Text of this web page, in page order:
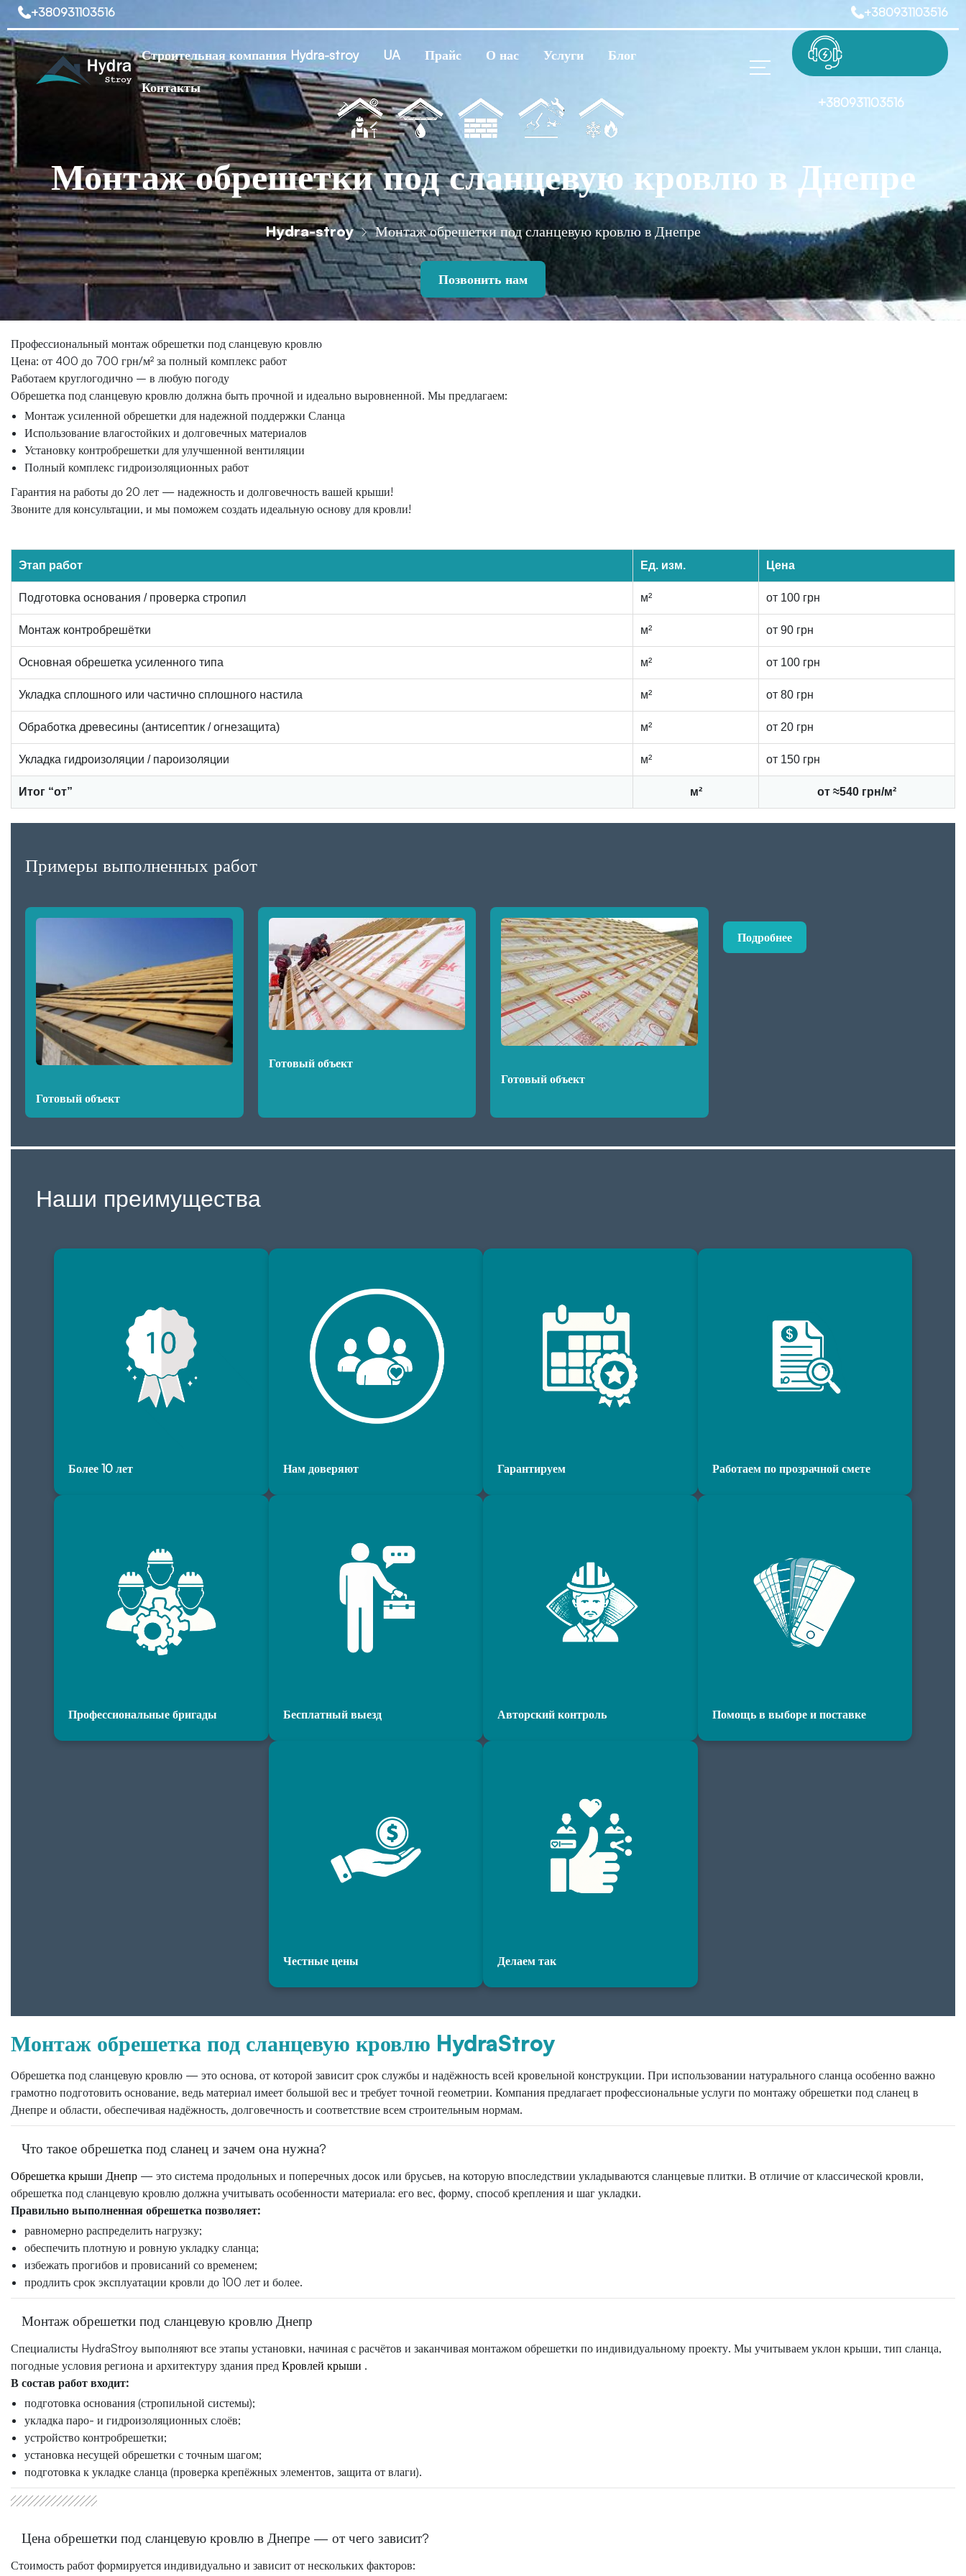
+380931103516 +380931103516
Строительная компания Hydra-stroy UA Прайс О нас Услуги Блог
Контакты
+380931103516
Монтаж обрешетки под сланцевую кровлю в Днепре
Hydra-stroy Монтаж обрешетки под сланцевую кровлю в Днепре
Позвонить нам
Профессиональный монтаж обрешетки под сланцевую кровлю
Цена: от 400 до 700 грн/м² за полный комплекс работ
Работаем круглогодично – в любую погоду
Обрешетка под сланцевую кровлю должна быть прочной и идеально выровненной. Мы предлагаем:
Монтаж усиленной обрешетки для надежной поддержки Сланца
Использование влагостойких и долговечных материалов
Установку контробрешетки для улучшенной вентиляции
Полный комплекс гидроизоляционных работ
Гарантия на работы до 20 лет — надежность и долговечность вашей крыши!
Звоните для консультации, и мы поможем создать идеальную основу для кровли!
Этап работ Ед. изм. Цена
Подготовка основания / проверка стропил м² от 100 грн
Монтаж контробрешётки м² от 90 грн
Основная обрешетка усиленного типа м² от 100 грн
Укладка сплошного или частично сплошного настила м² от 80 грн
Обработка древесины (антисептик / огнезащита) м² от 20 грн
Укладка гидроизоляции / пароизоляции м² от 150 грн
Итог “от” м² от ≈540 грн/м²
Примеры выполненных работ
Готовый объект
Готовый объект
Готовый объект
Подробнее
Наши преимущества
Более 10 лет Нам доверяют Гарантируем Работаем по прозрачной смете
Профессиональные бригады Бесплатный выезд Авторский контроль Помощь в выборе и поставке
Честные цены Делаем так
Монтаж обрешетка под сланцевую кровлю HydraStroy
Обрешетка под сланцевую кровлю — это основа, от которой зависит срок службы и надёжность всей кровельной конструкции. При использовании натурального сланца особенно важно
грамотно подготовить основание, ведь материал имеет большой вес и требует точной геометрии. Компания предлагает профессиональные услуги по монтажу обрешетки под сланец в
Днепре и области, обеспечивая надёжность, долговечность и соответствие всем строительным нормам.
Что такое обрешетка под сланец и зачем она нужна?
Обрешетка крыши Днепр — это система продольных и поперечных досок или брусьев, на которую впоследствии укладываются сланцевые плитки. В отличие от классической кровли,
обрешетка под сланцевую кровлю должна учитывать особенности материала: его вес, форму, способ крепления и шаг укладки.
Правильно выполненная обрешетка позволяет:
равномерно распределить нагрузку;
обеспечить плотную и ровную укладку сланца;
избежать прогибов и провисаний со временем;
продлить срок эксплуатации кровли до 100 лет и более.
Монтаж обрешетки под сланцевую кровлю Днепр
Специалисты HydraStroy выполняют все этапы установки, начиная с расчётов и заканчивая монтажом обрешетки по индивидуальному проекту. Мы учитываем уклон крыши, тип сланца,
погодные условия региона и архитектуру здания пред Кровлей крыши .
В состав работ входит:
подготовка основания (стропильной системы);
укладка паро- и гидроизоляционных слоёв;
устройство контробрешетки;
установка несущей обрешетки с точным шагом;
подготовка к укладке сланца (проверка крепёжных элементов, защита от влаги).
Цена обрешетки под сланцевую кровлю в Днепре — от чего зависит?
Стоимость работ формируется индивидуально и зависит от нескольких факторов: